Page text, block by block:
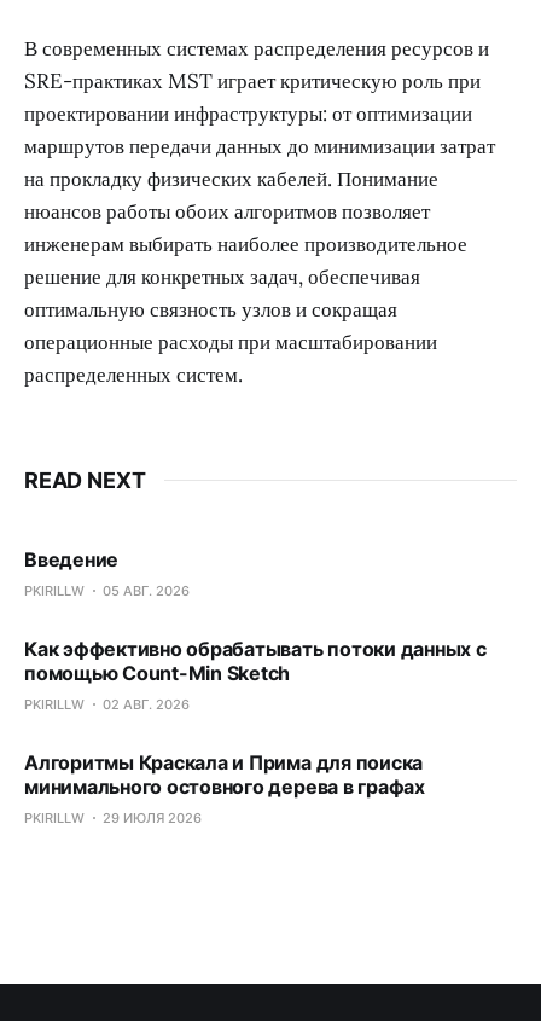
В современных системах распределения ресурсов и
SRE-практиках MST играет критическую роль при
проектировании инфраструктуры: от оптимизации
маршрутов передачи данных до минимизации затрат
на прокладку физических кабелей. Понимание
нюансов работы обоих алгоритмов позволяет
инженерам выбирать наиболее производительное
решение для конкретных задач, обеспечивая
оптимальную связность узлов и сокращая
операционные расходы при масштабировании
распределенных систем.
READ NEXT
Введение
PKIRILLW 05 АВГ. 2026
Как эффективно обрабатывать потоки данных с
помощью Count-Min Sketch
PKIRILLW 02 АВГ. 2026
Алгоритмы Краскала и Прима для поиска
минимального остовного дерева в графах
PKIRILLW 29 ИЮЛЯ 2026